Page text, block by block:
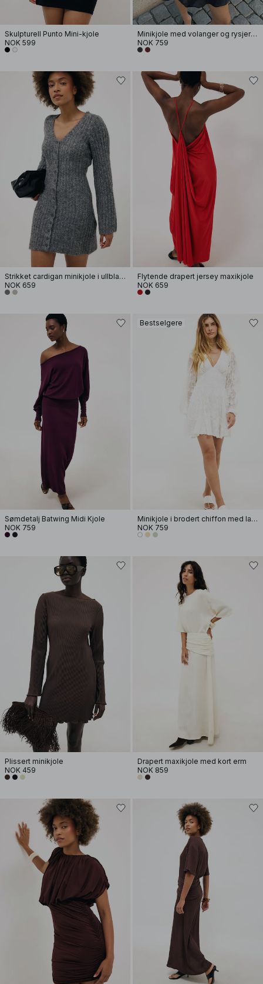
Skulpturell Punto Mini-kjole
NOK 599
Minikjole med volanger og rysjer i livet
NOK 759
Strikket cardigan minikjole i ullblanding
NOK 659
Flytende drapert jersey maxikjole
NOK 659
Sømdetalj Batwing Midi Kjole
NOK 759
Bestselgere
Minikjole i brodert chiffon med lange ermer
NOK 759
Plissert minikjole
NOK 459
Drapert maxikjole med kort erm
NOK 859